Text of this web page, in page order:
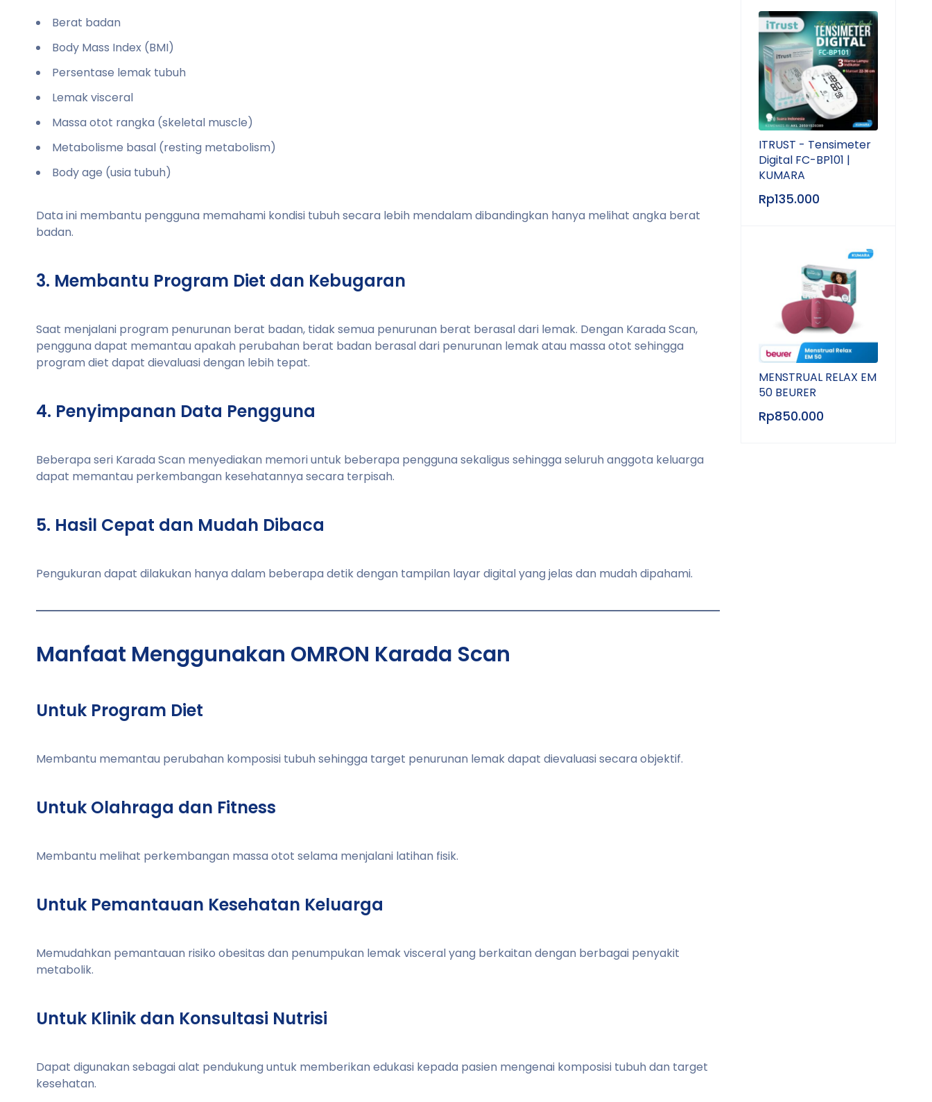
Berat badan
Body Mass Index (BMI)
Persentase lemak tubuh
Lemak visceral
Massa otot rangka (skeletal muscle)
Metabolisme basal (resting metabolism)
Body age (usia tubuh)
Data ini membantu pengguna memahami kondisi tubuh secara lebih mendalam dibandingkan hanya melihat angka berat
badan.
3. Membantu Program Diet dan Kebugaran
Saat menjalani program penurunan berat badan, tidak semua penurunan berat berasal dari lemak. Dengan Karada Scan,
pengguna dapat memantau apakah perubahan berat badan berasal dari penurunan lemak atau massa otot sehingga
program diet dapat dievaluasi dengan lebih tepat.
4. Penyimpanan Data Pengguna
Beberapa seri Karada Scan menyediakan memori untuk beberapa pengguna sekaligus sehingga seluruh anggota keluarga
dapat memantau perkembangan kesehatannya secara terpisah.
5. Hasil Cepat dan Mudah Dibaca
Pengukuran dapat dilakukan hanya dalam beberapa detik dengan tampilan layar digital yang jelas dan mudah dipahami.
Manfaat Menggunakan OMRON Karada Scan
Untuk Program Diet
Membantu memantau perubahan komposisi tubuh sehingga target penurunan lemak dapat dievaluasi secara objektif.
Untuk Olahraga dan Fitness
Membantu melihat perkembangan massa otot selama menjalani latihan fisik.
Untuk Pemantauan Kesehatan Keluarga
Memudahkan pemantauan risiko obesitas dan penumpukan lemak visceral yang berkaitan dengan berbagai penyakit
metabolik.
Untuk Klinik dan Konsultasi Nutrisi
Dapat digunakan sebagai alat pendukung untuk memberikan edukasi kepada pasien mengenai komposisi tubuh dan target
kesehatan.
ITRUST - Tensimeter
Digital FC-BP101 |
KUMARA
Rp135.000
MENSTRUAL RELAX EM
50 BEURER
Rp850.000